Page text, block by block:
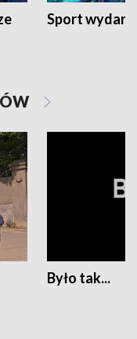
Sport
Było tak...